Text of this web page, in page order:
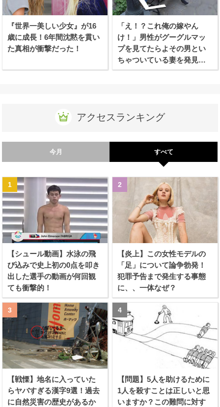
『世界一美しい少女』が16
歳に成長！6年間沈黙を貫い
た真相が衝撃だった！
「え！？これ俺の嫁やん
け！」男性がグーグルマッ
プを見てたらよその男とい
ちゃついている妻を発見し
てしまう！！
アクセスランキング
今月 すべて
【シュール動画】水泳の飛
び込みで史上初の0点を叩き
出した選手の動画が何回観
ても衝撃的！
【炎上】この女性モデルの
「足」について論争勃発！
犯罪予告まで発生する事態
に、、一体なぜ？
【戦慄】地名に入っていた
らヤバすぎる漢字9選！過去
に自然災害の歴史があるか
【問題】5人を助けるために
1人を殺すことは正しいと思
いますか？この難問に対す